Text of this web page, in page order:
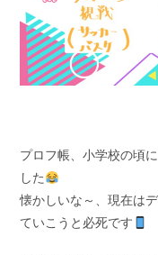
プロフ帳、小学校の頃
した
懐かしいな～、現在は
ていこうと必死です